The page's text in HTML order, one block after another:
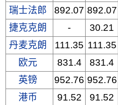
瑞士法郎
892.07 892.07
捷克克朗
- 30.21
丹麦克朗
111.35 111.35
欧元
831.4 831.4
英镑
952.76 952.76
港币
91.52 91.52